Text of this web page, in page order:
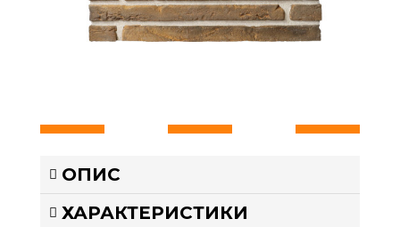
ОПИС
ХАРАКТЕРИСТИКИ